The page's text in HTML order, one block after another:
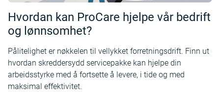
Hvordan kan ProCare hjelpe vår bedrift
og lønnsomhet?
Pålitelighet er nøkkelen til vellykket forretningsdrift. Finn ut
hvordan skreddersydd servicepakke kan hjelpe din
arbeidsstyrke med å fortsette å levere, i tide og med
maksimal effektivitet.